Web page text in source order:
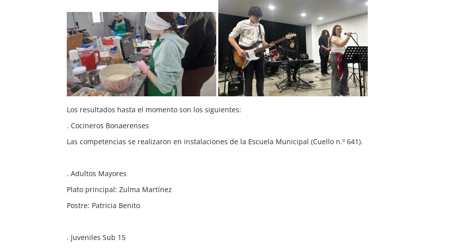
Los resultados hasta el momento son los siguientes:
. Cocineros Bonaerenses
Las competencias se realizaron en instalaciones de la Escuela Municipal (Cuello n.º 641).
. Adultos Mayores
Plato principal: Zulma Martínez
Postre: Patricia Benito
. Juveniles Sub 15